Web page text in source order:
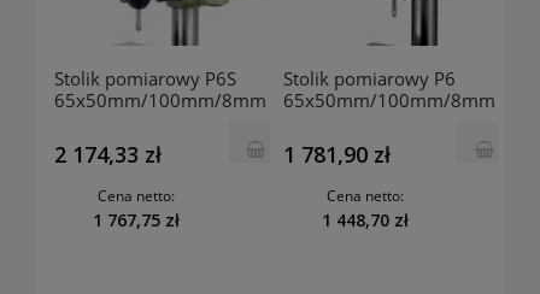
Stolik pomiarowy P6S
65x50mm/100mm/8mm
2 174,33 zł
Cena netto:
1 767,75 zł
Stolik pomiarowy P6
65x50mm/100mm/8mm
1 781,90 zł
Cena netto:
1 448,70 zł